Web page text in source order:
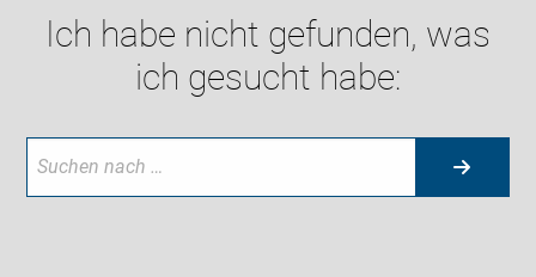
Ich habe nicht gefunden, was
ich gesucht habe: